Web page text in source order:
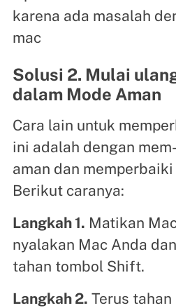
Solusi 2. Mulai
dalam Mode Aman
Cara lain untuk
ini adalah dengan
aman dan
Berikut caranya:
Langkah 1. Matikan
nyalakan Mac Anda
tahan tombol Shift.
Langkah 2. Terus